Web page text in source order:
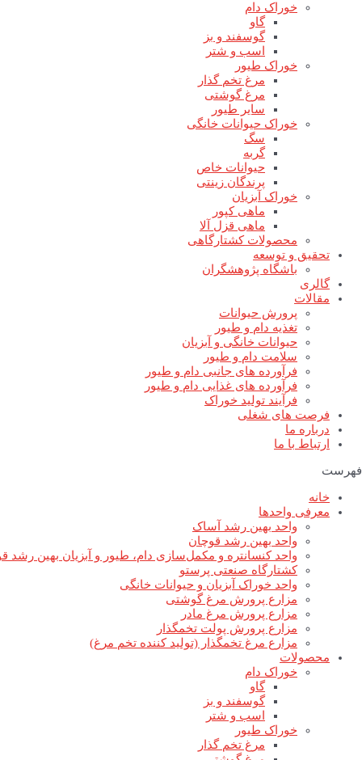
خوراک دام
گاو
گوسفند و بز
اسب و شتر
خوراک طیور
مرغ تخم گذار
مرغ گوشتی
سایر طیور
خوراک حیوانات خانگی
سگ
گربه
حیوانات خاص
پرندگان زینتی
خوراک آبزیان
ماهی کپور
ماهی قزل آلا
محصولات کشتارگاهی
تحقیق و توسعه
باشگاه پژوهشگران
گالری
مقالات
پرورش حیوانات
تغذیه دام و طیور
حیوانات خانگی و آبزیان
سلامت دام و طیور
فرآورده های جانبی دام و طیور
فرآورده های غذایی دام و طیور
فرآیند تولید خوراک
فرصت های شغلی
درباره ما
ارتباط با ما
فهرست
خانه
معرفی واحدها
واحد بهین رشد آساک
واحد بهین رشد قوچان
واحد کنسانتره و مکمل‌سازی دام، طیور و آبزیان بهین رشد
کشتارگاه صنعتی پرستو
واحد خوراک آبزیان و حیوانات خانگی
مزارع پرورش مرغ گوشتی
مزارع پرورش مرغ مادر
مزارع پرورش پولت تخمگذار
مزارع مرغ تخمگذار (تولید کننده تخم مرغ)
محصولات
خوراک دام
گاو
گوسفند و بز
اسب و شتر
خوراک طیور
مرغ تخم گذار